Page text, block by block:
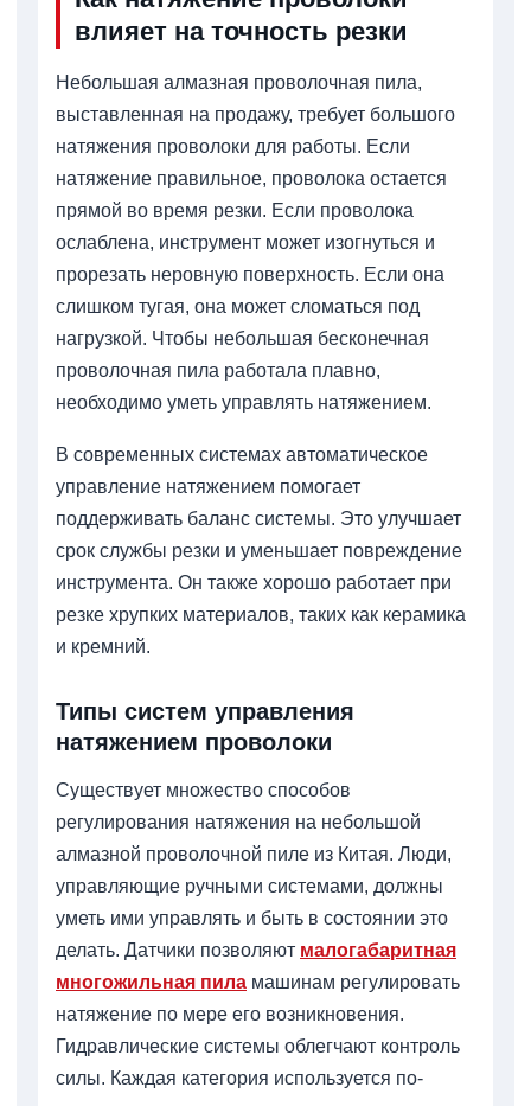
влияет на точность резки
Небольшая алмазная проволочная пила,
выставленная на продажу, требует большого
натяжения проволоки для работы. Если
натяжение правильное, проволока остается
прямой во время резки. Если проволока
ослаблена, инструмент может изогнуться и
прорезать неровную поверхность. Если она
слишком тугая, она может сломаться под
нагрузкой. Чтобы небольшая бесконечная
проволочная пила работала плавно,
необходимо уметь управлять натяжением.
В современных системах автоматическое
управление натяжением помогает
поддерживать баланс системы. Это улучшает
срок службы резки и уменьшает повреждение
инструмента. Он также хорошо работает при
резке хрупких материалов, таких как керамика
и кремний.
Типы систем управления
натяжением проволоки
Существует множество способов
регулирования натяжения на небольшой
алмазной проволочной пиле из Китая. Люди,
управляющие ручными системами, должны
уметь ими управлять и быть в состоянии это
делать. Датчики позволяют малогабаритная
многожильная пила машинам регулировать
натяжение по мере его возникновения.
Гидравлические системы облегчают контроль
силы. Каждая категория используется по-